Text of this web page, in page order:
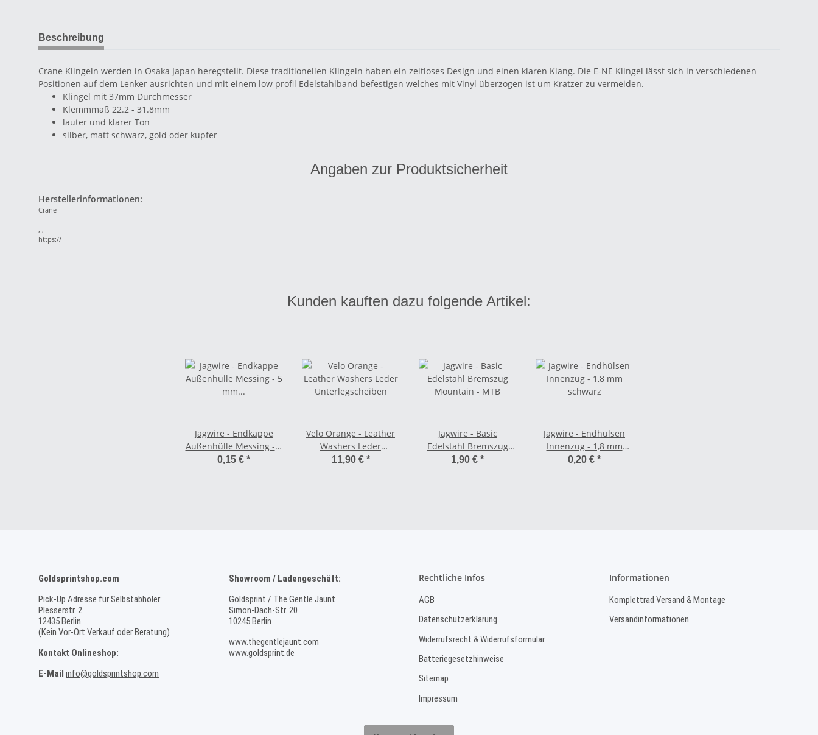
Beschreibung
Crane Klingeln werden in Osaka Japan heregstellt. Diese traditionellen Klingeln haben ein zeitloses Design und einen klaren Klang. Die E-NE Klingel lässt sich in verschiedenen
Positionen auf dem Lenker ausrichten und mit einem low profil Edelstahlband befestigen welches mit Vinyl überzogen ist um Kratzer zu vermeiden.
Klingel mit 37mm Durchmesser
Klemmmaß 22.2 - 31.8mm
lauter und klarer Ton
silber, matt schwarz, gold oder kupfer
Angaben zur Produktsicherheit
Herstellerinformationen:
Crane
https://
Kunden kauften dazu folgende Artikel:
Jagwire - Endkappe
Außenhülle Messing - 5
mm silber
0,15 € *
Velo Orange - Leather
Washers Leder
Unterlegscheiben
11,90 € *
Jagwire - Basic
Edelstahl Bremszug
Mountain - MTB
1,90 € *
Jagwire - Endhülsen
Innenzug - 1,8 mm
schwarz
0,20 € *
Goldsprintshop.com
Pick-Up Adresse für Selbstabholer:
Plesserstr. 2
12435 Berlin
(Kein Vor-Ort Verkauf oder Beratung)
Kontakt Onlineshop:
E-Mail info@goldsprintshop.com
Showroom / Ladengeschäft:
Goldsprint / The Gentle Jaunt
Simon-Dach-Str. 20
10245 Berlin
www.thegentlejaunt.com
www.goldsprint.de
Rechtliche Infos
AGB
Datenschutzerklärung
Widerrufsrecht & Widerrufsformular
Batteriegesetzhinweise
Sitemap
Impressum
Informationen
Komplettrad Versand & Montage
Versandinformationen